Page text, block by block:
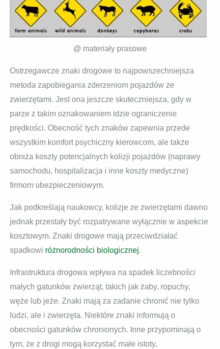
@ materiały prasowe
Ostrzegawcze znaki drogowe to najpowszechniejsza
metoda zapobiegania zderzeniom pojazdów ze
zwierzętami. Jest ona jeszcze skuteczniejsza, gdy w
parze z takim oznakowaniem idzie ograniczenie
prędkości. Obecność tych znaków zapewnia przede
wszystkim komfort psychiczny kierowcom, ale także
obniża koszty potencjalnych kolizji pojazdów (naprawy
samochodu, hospitalizacja i inne koszty medyczne)
firmom ubezpieczeniowym.
Jak podkreślają naukowcy, kolizje ze zwierzętami dawno
jednak przestały być rozpatrywane wyłącznie w aspekcie
kosztowym. Znaki drogowe mają przeciwdziałać
spadkowi różnorodności biologicznej.
Infrastruktura drogowa wpływa na spadek liczebności
małych gatunków zwierząt, takich jak żaby, ropuchy,
węże lub jeże. Znaki mają za zadanie chronić nie tylko
ludzi, ale i zwierzęta. Niektóre znaki informują o
obecności gatunków chronionych. Inne przypominają o
tym, że z drogi mogą korzystać małe istoty,